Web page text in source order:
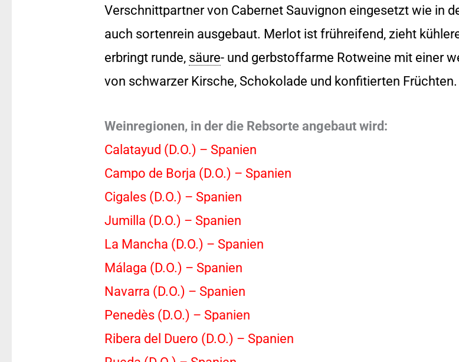
Verschnittpartner von Cabernet Sauvignon eingesetzt wie in
auch sortenrein ausgebaut. Merlot ist frühreifend, zieht
erbringt runde, säure- und gerbstoffarme Rotweine mit einer
von schwarzer Kirsche, Schokolade und konfitierten Früchten.
Weinregionen, in der die Rebsorte angebaut wird:
Calatayud (D.O.) – Spanien
Campo de Borja (D.O.) – Spanien
Cigales (D.O.) – Spanien
Jumilla (D.O.) – Spanien
La Mancha (D.O.) – Spanien
Málaga (D.O.) – Spanien
Navarra (D.O.) – Spanien
Penedès (D.O.) – Spanien
Ribera del Duero (D.O.) – Spanien